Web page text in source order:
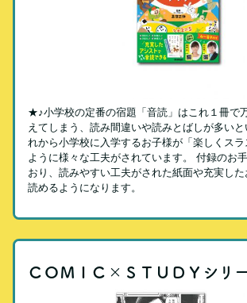
★♪小学校の定番の宿題「音読」はこれ１冊で
えてしまう、読み間違いや読みとばしが多いと
れから小学校に入学するお子様が「楽しくス
ように様々な工夫がされています。 付録のお
おり、読みやすい工夫がされた紙面や充実し
読めるようになります。
ＣＯＭＩＣ×ＳＴＵＤＹシリ